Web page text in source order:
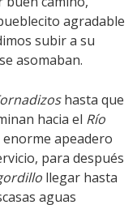
agradable
subir a su
asomaban.
hasta que
hacia el Río
enorme apeadero
para después
llegar hasta
aguas